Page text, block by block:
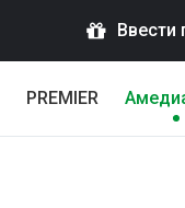
Ввести
PREMIER